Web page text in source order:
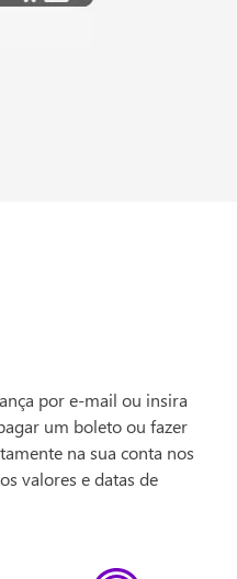
por e-mail ou insira
um boleto ou fazer
na sua conta nos
valores e datas de